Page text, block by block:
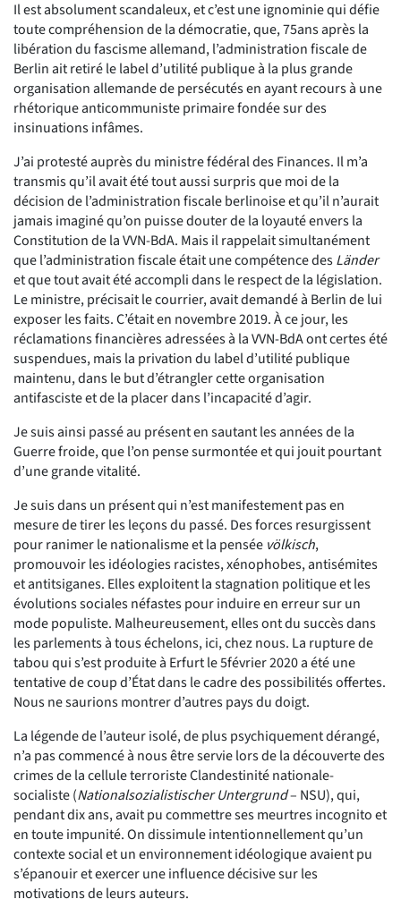
Il est absolument scandaleux, et c’est une ignominie qui défie
toute compréhension de la démocratie, que, 75ans après la
libération du fascisme allemand, l’administration fiscale de
Berlin ait retiré le label d’utilité publique à la plus grande
organisation allemande de persécutés en ayant recours à une
rhétorique anticommuniste primaire fondée sur des
insinuations infâmes.
J’ai protesté auprès du ministre fédéral des Finances. Il m’a
transmis qu’il avait été tout aussi surpris que moi de la
décision de l’administration fiscale berlinoise et qu’il n’aurait
jamais imaginé qu’on puisse douter de la loyauté envers la
Constitution de la VVN-BdA. Mais il rappelait simultanément
que l’administration fiscale était une compétence desLänder
et que tout avait été accompli dans le respect de la législation.
Le ministre, précisait le courrier, avait demandé à Berlin de lui
exposer les faits. C’était en novembre 2019. À ce jour, les
réclamations financières adressées à la VVN-BdA ont certes été
suspendues, mais la privation du label d’utilité publique
maintenu, dans le but d’étrangler cette organisation
antifasciste et de la placer dans l’incapacité d’agir.
Je suis ainsi passé au présent en sautant les années de la
Guerre froide, que l’on pense surmontée et qui jouit pourtant
d’une grande vitalité.
Je suis dans un présent qui n’est manifestement pas en
mesure de tirer les leçons du passé. Des forces resurgissent
pour ranimer le nationalisme et la pensée völkisch,
promouvoir les idéologies racistes, xénophobes, antisémites
et antitsiganes. Elles exploitent la stagnation politique et les
évolutions sociales néfastes pour induire en erreur sur un
mode populiste. Malheureusement, elles ont du succès dans
les parlements à tous échelons, ici, chez nous. La rupture de
tabou qui s’est produite à Erfurt le 5février 2020 a été une
tentative de coup d’État dans le cadre des possibilités offertes.
Nous ne saurions montrer d’autres pays du doigt.
La légende de l’auteur isolé, de plus psychiquement dérangé,
n’a pas commencé à nous être servie lors de la découverte des
crimes de la cellule terroriste Clandestinité nationale-
socialiste (Nationalsozialistischer Untergrund– NSU), qui,
pendant dix ans, avait pu commettre ses meurtres incognito et
en toute impunité. On dissimule intentionnellement qu’un
contexte social et un environnement idéologique avaient pu
s’épanouir et exercer une influence décisive sur les
motivations de leurs auteurs.